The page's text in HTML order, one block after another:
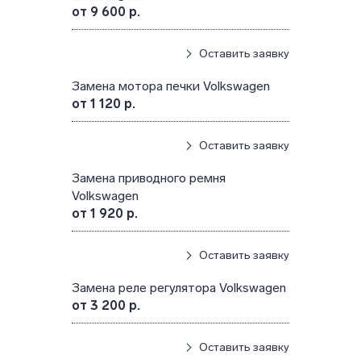
от 9 600 р.
Оставить заявку
Замена мотора печки Volkswagen
от 1 120 р.
Оставить заявку
Замена приводного ремня
Volkswagen
от 1 920 р.
Оставить заявку
Замена реле регулятора Volkswagen
от 3 200 р.
Оставить заявку